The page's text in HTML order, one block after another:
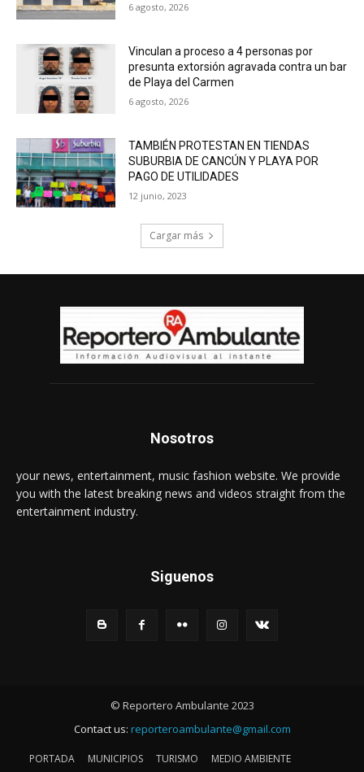
6 agosto, 2026
Vinculan a proceso a 4 personas por
presunta extorsión agravada contra un bar
de Playa del Carmen
6 agosto, 2026
TAMBIÉN PROTESTAN EN TIENDAS
SUBURBIA DE CANCÚN Y PLAYA POR
PAGO DE UTILIDADES
12 junio, 2023
Cargar más
Nosotros
your news, entertainment, music fashion website. We provide
you with the latest breaking news and videos straight from the
entertainment industry.
Siguenos
© Reportero Ambulante 2023
Contact us: reporteroambulante@gmail.com
PORTADA MUNICIPIOS TURISMO
MEDIO AMBIENTE